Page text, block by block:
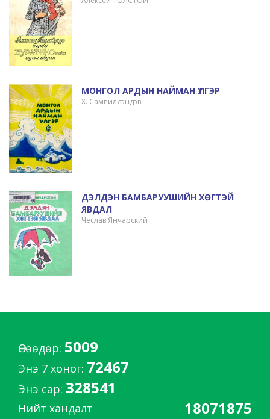
МОНГОЛ АРДЫН НАЙМАН ҮЛГЭР
Х. Сампилдэндэв
ДЭЛДЭН БАМБАРУУШИЙН ХӨГТЭЙ
ЯВДАЛ
Чеслав Янчарский
Өнөөдөр: 5009
Энэ 7 хоног: 72467
Энэ сар: 328541
Нийт хандалт 18071875